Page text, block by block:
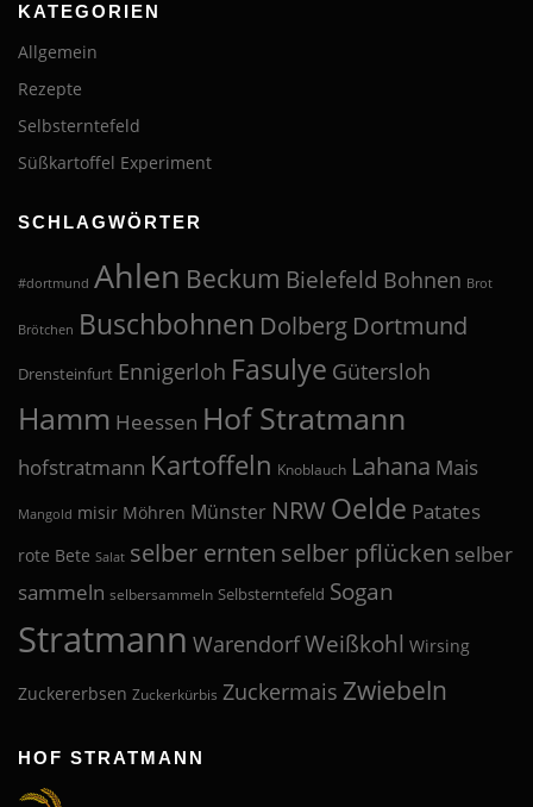
KATEGORIEN
Allgemein
Rezepte
Selbsterntefeld
Süßkartoffel Experiment
SCHLAGWÖRTER
#dortmund Ahlen Beckum Bielefeld Bohnen Brot
Brötchen Buschbohnen Dolberg Dortmund
Drensteinfurt Ennigerloh Fasulye Gütersloh
Hamm Heessen Hof Stratmann
hofstratmann Kartoffeln Knoblauch Lahana Mais
Mangold misir Möhren Münster NRW Oelde Patates
rote Bete Salat selber ernten selber pflücken selber
sammeln selbersammeln Selbsterntefeld Sogan
Stratmann WarendorfWeißkohl Wirsing
Zuckererbsen Zuckerkürbis Zuckermais Zwiebeln
HOF STRATMANN